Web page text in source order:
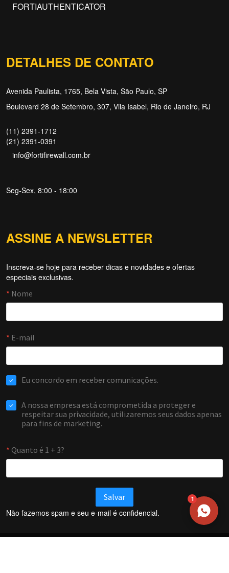
FORTIAUTHENTICATOR
DETALHES DE CONTATO
Avenida Paulista, 1765, Bela Vista, São Paulo, SP
Boulevard 28 de Setembro, 307, Vila Isabel, Rio de Janeiro, RJ
(11) 2391-1712
(21) 2391-0391
info@fortifirewall.com.br
Seg-Sex, 8:00 - 18:00
ASSINE A NEWSLETTER
Inscreva-se hoje para receber dicas e novidades e ofertas
especiais exclusivas.
Não fazemos spam e seu e-mail é confidencial.
Forti Firewall
EMAIL
WHATSAPP / TELEFONE
1